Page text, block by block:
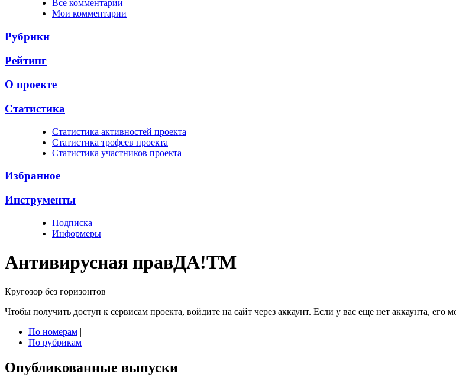
Все комментарии
Мои комментарии
Рубрики
Рейтинг
О проекте
Статистика
Cтатистика активностей проекта
Cтатистика трофеев проекта
Cтатистика участников проекта
Избранное
Инструменты
Подписка
Информеры
Антивирусная правДА!TM
Кругозор без горизонтов
Чтобы получить доступ к сервисам проекта, войдите на сайт через аккаунт. Если у вас еще нет аккаунта, его
По номерам |
По рубрикам
Опубликованные выпуски